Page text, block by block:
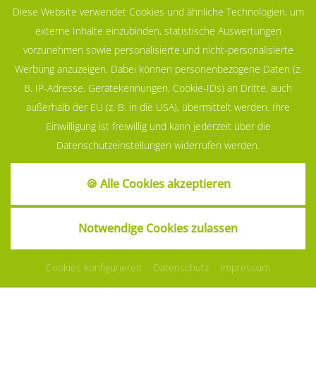
Diese Website verwendet Cookies und ähnliche Technologien, um
externe Inhalte einzubinden, statistische Auswertungen
vorzunehmen sowie personalisierte und nicht-personalisierte
Werbung anzuzeigen. Dabei können personenbezogene Daten (z.
B. IP-Adresse, Gerätekennungen, Cookie-IDs) an Dritte, auch
außerhalb der EU (z. B. in die USA), übermittelt werden. Ihre
Einwilligung ist freiwillig und kann jederzeit über die
Datenschutzeinstellungen widerrufen werden.
🍪 Alle Cookies akzeptieren
Notwendige Cookies zulassen
Cookies konfigurieren Datenschutz Impressum